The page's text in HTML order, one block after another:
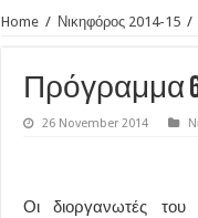
Home / Νικηφόρος 2014-15 /
Πρόγραμμα
26 November 2014
Οι διοργανωτές του